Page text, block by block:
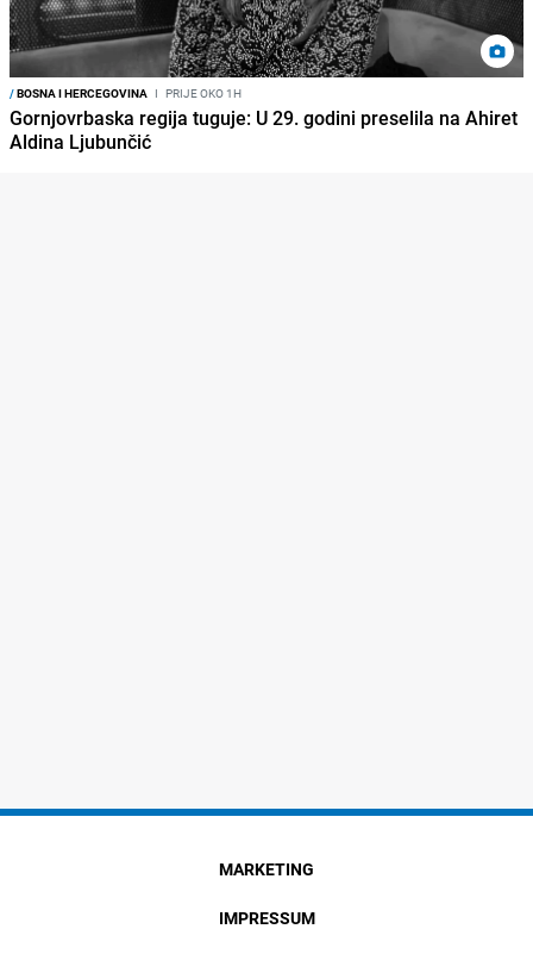
/BOSNA I HERCEGOVINA I PRIJE OKO 1H
Gornjovrbaska regija tuguje: U 29. godini preselila na Ahiret
Aldina Ljubunčić
MARKETING
IMPRESSUM